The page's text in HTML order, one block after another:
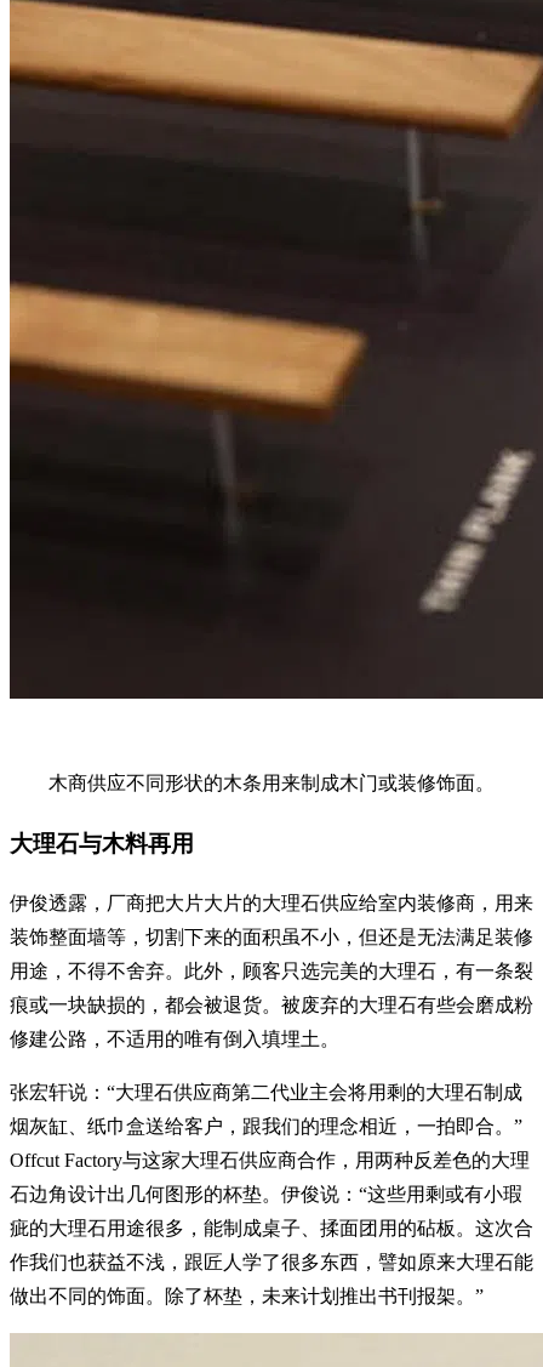
木商供应不同形状的木条用来制成木门或装修饰面。
大理石与木料再用
伊俊透露，厂商把大片大片的大理石供应给室内装修商，用来
装饰整面墙等，切割下来的面积虽不小，但还是无法满足装修
用途，不得不舍弃。此外，顾客只选完美的大理石，有一条裂
痕或一块缺损的，都会被退货。被废弃的大理石有些会磨成粉
修建公路，不适用的唯有倒入填埋土。
张宏轩说：“大理石供应商第二代业主会将用剩的大理石制成
烟灰缸、纸巾盒送给客户，跟我们的理念相近，一拍即合。”
Offcut Factory与这家大理石供应商合作，用两种反差色的大理
石边角设计出几何图形的杯垫。伊俊说：“这些用剩或有小瑕
疵的大理石用途很多，能制成桌子、揉面团用的砧板。这次合
作我们也获益不浅，跟匠人学了很多东西，譬如原来大理石能
做出不同的饰面。除了杯垫，未来计划推出书刊报架。”